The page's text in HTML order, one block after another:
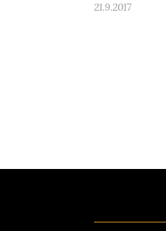
21.9.2017